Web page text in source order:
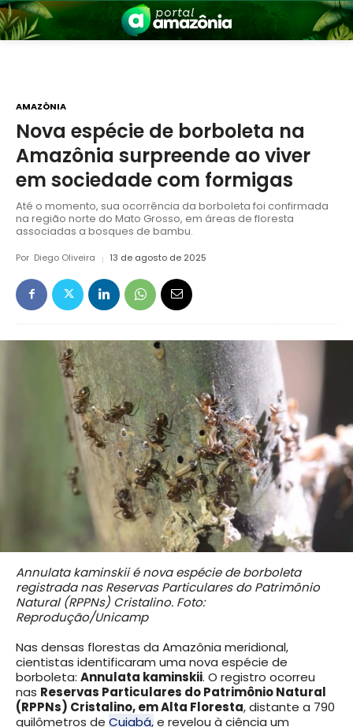
Amazônia
AMAZÔNIA
Nova espécie de borboleta na
Amazônia surpreende ao viver
em sociedade com formigas
Até o momento, sua ocorrência da borboleta foi confirmada
na região norte do Mato Grosso, em áreas de floresta
associadas a bosques de bambu.
Por Diego Oliveira 13 de agosto de 2025
Annulata kaminskii é nova espécie de borboleta
registrada nas Reservas Particulares do Patrimônio
Natural (RPPNs) Cristalino. Foto:
Reprodução/Unicamp
Nas densas florestas da Amazônia meridional,
cientistas identificaram uma nova espécie de
borboleta: Annulata kaminskii. O registro ocorreu
nas Reservas Particulares do Patrimônio Natural
(RPPNs) Cristalino, em Alta Floresta, distante a 790
quilômetros de Cuiabá,e revelou à ciência um